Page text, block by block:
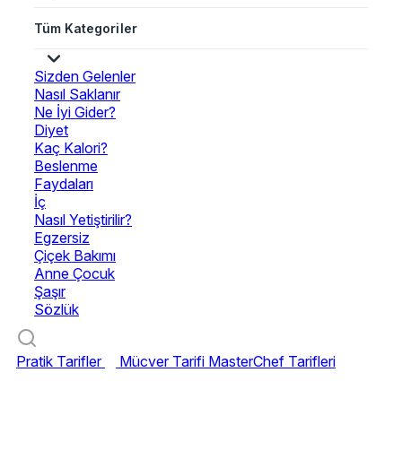
Tüm Kategoriler
Sizden Gelenler
Nasıl Saklanır
Ne İyi Gider?
Diyet
Kaç Kalori?
Beslenme
Faydaları
İç
Nasıl Yetiştirilir?
Egzersiz
Çiçek Bakımı
Anne Çocuk
Şaşır
Sözlük
Pratik Tarifler Mücver Tarifi MasterChef Tarifleri